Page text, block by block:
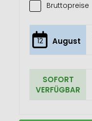
Bruttopreise
12 August
SOFORT
VERFÜGBAR